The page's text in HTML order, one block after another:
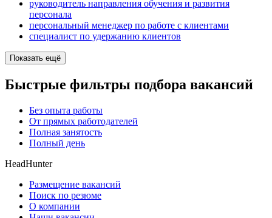
руководитель направления обучения и развития
персонала
персональный менеджер по работе с клиентами
специалист по удержанию клиентов
Показать ещё
Быстрые фильтры подбора вакансий
Без опыта работы
От прямых работодателей
Полная занятость
Полный день
HeadHunter
Размещение вакансий
Поиск по резюме
О компании